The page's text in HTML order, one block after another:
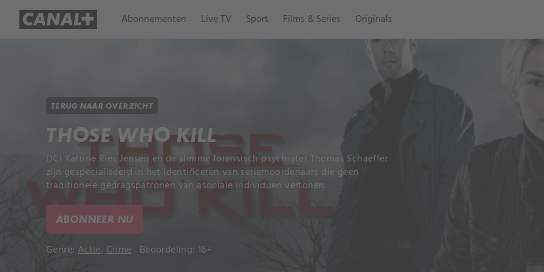
Abonnementen Live TV Sport Films & Series Originals
TERUG NAAR OVERZICHT
THOSE WHO KILL
DCI Katrine Ries Jensen en de slimme forensisch psychiater Thomas Schaeffer
zijn gespecialiseerd in het identificeren van seriemoordenaars die geen
traditionele gedragspatronen van asociale individuen vertonen.
ABONNEER NU
Genre: Actie, Crime Beoordeling: 16+